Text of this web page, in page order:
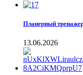
Планерный
13.06.2026